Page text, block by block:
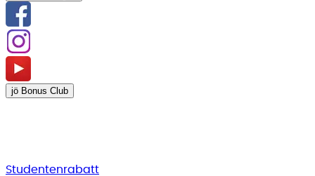
jö Bonus Club
Studentenrabatt